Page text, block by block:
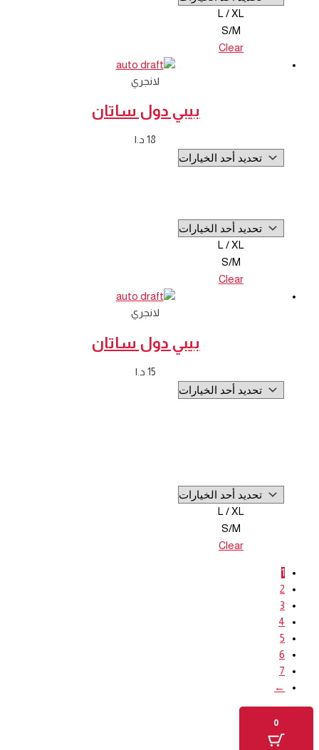
L / XL
S/M
Clear
لانجري
بيبي دول ساتان
18 د.ا
L / XL
S/M
Clear
لانجري
بيبي دول ساتان
15 د.ا
L / XL
S/M
Clear
1
2
3
4
5
6
7
←
0